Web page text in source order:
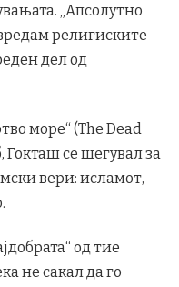
„Апсолутно
религиските
дел од
море“ (The Dead
Гокташ се шегувал за
вери: исламот,
од тие
не сакал да го